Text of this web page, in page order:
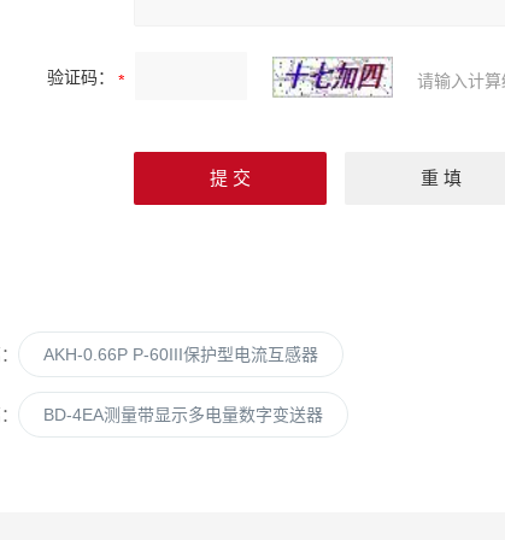
验证码： 请输入计
AKH-0.66P P-60III保护型电流互感器
BD-4EA测量带显示多电量数字变送器